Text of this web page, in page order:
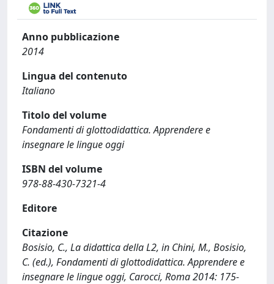
Anno pubblicazione
2014
Lingua del contenuto
Italiano
Titolo del volume
Fondamenti di glottodidattica. Apprendere e
insegnare le lingue oggi
ISBN del volume
978-88-430-7321-4
Editore
Citazione
Bosisio, C., La didattica della L2, in Chini, M., Bosisio,
C. (ed.), Fondamenti di glottodidattica. Apprendere e
insegnare le lingue oggi, Carocci, Roma 2014: 175-